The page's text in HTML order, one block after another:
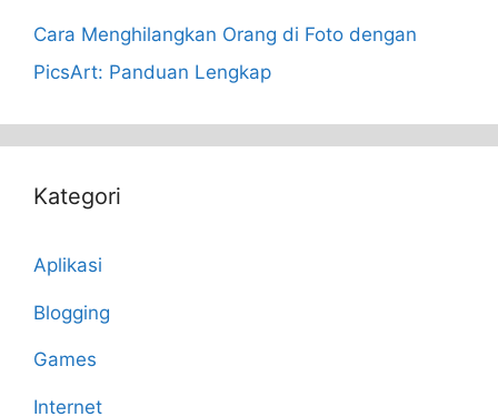
Cara Menghilangkan Orang di Foto dengan
PicsArt: Panduan Lengkap
Kategori
Aplikasi
Blogging
Games
Internet